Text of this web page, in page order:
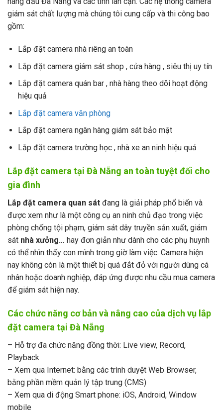
giám sát chất lượng mà chúng tôi cung cấp và thi công bao
gồm:
Lắp đặt camera nhà riêng an toàn
Lắp đặt camera giám sát shop , cửa hàng , siêu thị uy tín
Lắp đặt camera quán bar , nhà hàng theo dõi hoạt động
hiệu quả
Lắp đặt camera văn phòng
Lắp đặt camera ngân hàng giám sát bảo mật
Lắp đặt camera trường học , nhà xe an ninh hiệu quả
Lắp đặt camera tại Đà Nẵng an toàn tuyệt đối cho
gia đình
Lắp đặt camera quan sát đang là giải pháp phổ biến và
được xem như là một công cụ an ninh chủ đạo trong việc
phòng chống tội phạm, giám sát dây truyền sản xuất, giám
sát nhà xưởng… hay đơn giản như dành cho các phụ huynh
có thể nhìn thấy con mình trong giờ làm việc. Camera hiện
nay không còn là một thiết bị quá đắt đỏ với người dùng cá
nhân hoặc doanh nghiệp, đáp ứng được nhu cầu mua camera
để giám sát hiện nay.
Các chức năng cơ bản và nâng cao của dịch vụ lắp
đặt camera tại Đà Nẵng
– Hỗ trợ đa chức năng đồng thời: Live view, Record,
Playback
– Xem qua Internet: bằng các trình duyệt Web Browser,
bằng phần mềm quản lý tập trung (CMS)
– Xem qua di động Smart phone: iOS, Android, Window
mobile